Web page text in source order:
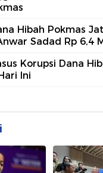
Hibah Pokmas
Sadad Rp 6,4 M
Korupsi Dana
Ini